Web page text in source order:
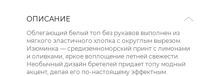
ОПИСАНИЕ
Облегающий белый топ без рукавов выполнен из
мягкого эластичного хлопка с округлым вырезом.
Изюминка — средиземноморский принт с лимонами
и оливками, яркое воплощение летней свежести.
Необычный дизайн бретелей придает топу модный
акцент, делая его по-настоящему эффектным.